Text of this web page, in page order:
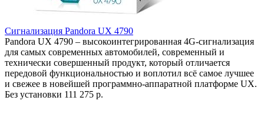
Сигнализация Pandora UX 4790
Pandora UX 4790 – высокоинтегрированная 4G-сигнализация
для самых современных автомобилей, современный и
технически совершенный продукт, который отличается
передовой функциональностью и воплотил всё самое лучшее
и свежее в новейшей программно-аппаратной платформе UX.
Без установки 111 275 р.